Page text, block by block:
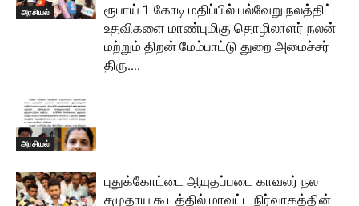
அரசியல்
ரூபாய் 1 கோடி மதிப்பில் பல்வேறு நலத்திட்ட
உதவிகளை மாண்புமிகு தொழிலாளர் நலன்
மற்றும் திறன் மேம்பாட்டு துறை அமைச்சர்
திரு....
அரசியல்
புதுக்கோட்டை ஆயுதப்படை காவலர் நல
சமுதாய கூடத்தில் மாவட்ட நிர்வாகத்தின்